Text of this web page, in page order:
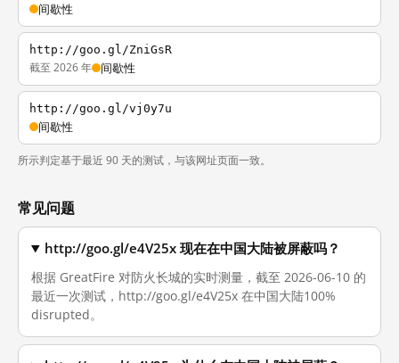
间歇性
http://goo.gl/ZniGsR
截至 2026 年 间歇性
http://goo.gl/vj0y7u
间歇性
所示判定基于最近 90 天的测试，与该网址页面一致。
常见问题
http://goo.gl/e4V25x 现在在中国大陆被屏蔽吗？
根据 GreatFire 对防火长城的实时测量，截至 2026-06-10 的
最近一次测试，http://goo.gl/e4V25x 在中国大陆100%
disrupted。